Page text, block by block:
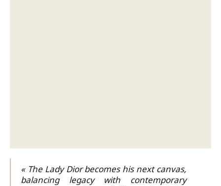
« The Lady Dior becomes his next canvas,
balancing legacy with contemporary